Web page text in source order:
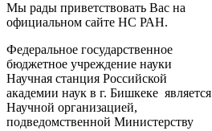
Мы рады приветствовать Вас на
официальном сайте НС РАН.
Федеральное государственное
бюджетное учреждение науки
Научная станция Российской
академии наук в г. Бишкеке является
Научной организацией,
подведомственной Министерству